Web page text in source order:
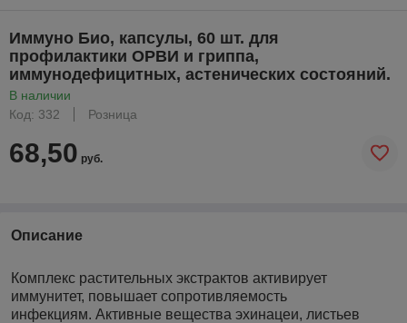
Иммуно Био, капсулы, 60 шт. для
профилактики ОРВИ и гриппа,
иммунодефицитных, астенических состояний.
В наличии
Код: 332
Розница
68,50 руб.
Описание
Комплекс растительных экстрактов активирует
иммунитет, повышает сопротивляемость
инфекциям. Активные вещества эхинацеи, листьев